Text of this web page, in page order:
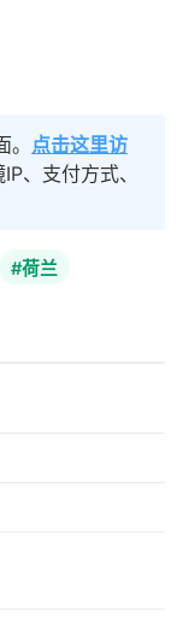
点击这里访
、支付方式、
#荷兰